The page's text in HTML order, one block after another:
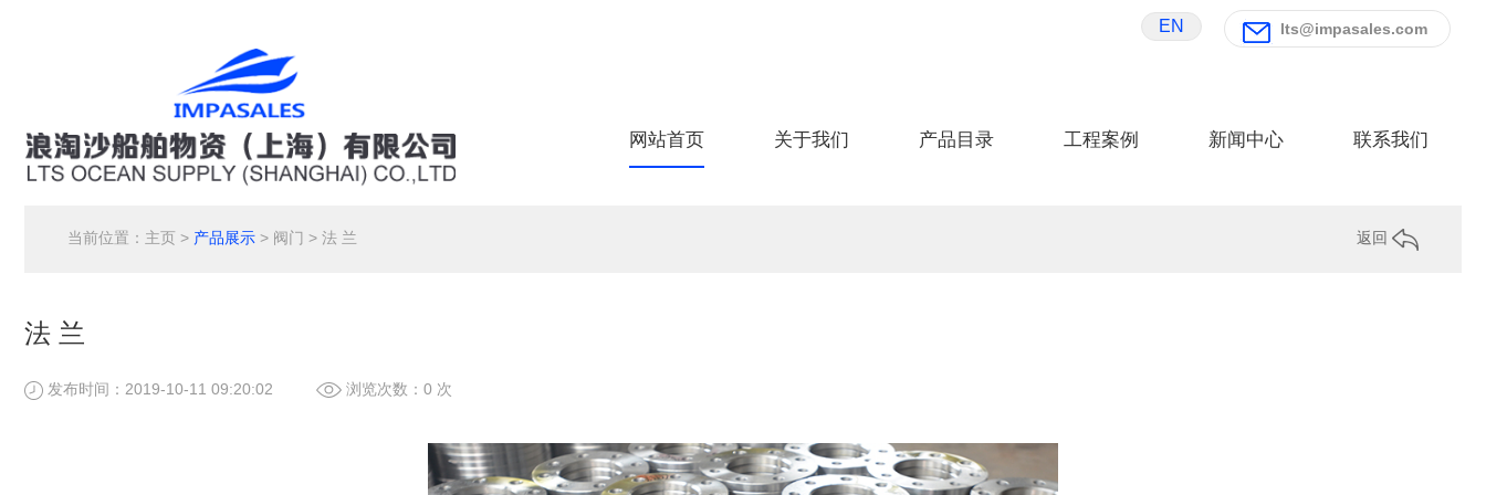
lts@impasales.com
EN
网站首页 关于我们 产品目录 工程案例 新闻中心 联系我们
当前位置： 主页 > 产品展示 > 阀门 > 法 兰 返回
法 兰
发布时间：2019-10-11 09:20:02 浏览次数：0 次